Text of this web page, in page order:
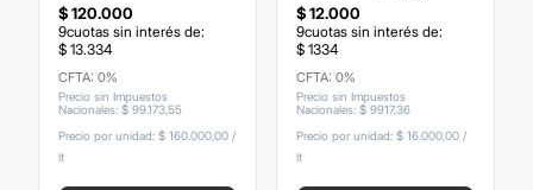
$120.000
9cuotas sin interés de:
$ 13.334
CFTA: 0%
Precio sin Impuestos
Nacionales: $ 9917355
Precio por unidad: $ 160.000,00 /
lt
$12.000
9cuotas sin interés de:
$ 1334
CFTA: 0%
Precio sin Impuestos
Nacionales: $ 9917,36
Precio por unidad: $ 16.000,00 /
lt